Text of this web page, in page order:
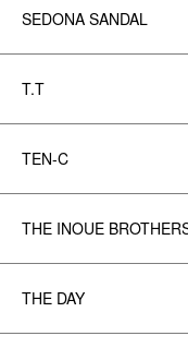
SEDONA SANDAL
T.T
TEN-C
THE INOUE
THE DAY